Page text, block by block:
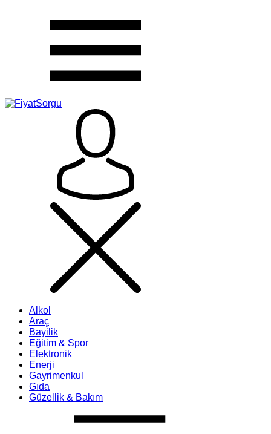
Alkol
Araç
Bayilik
Eğitim & Spor
Elektronik
Enerji
Gayrimenkul
Gıda
Güzellik & Bakım